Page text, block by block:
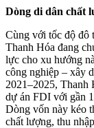
Dòng di dân chất
Cùng với tốc độ đô
Thanh Hóa đang
lực cho xu hướng
công nghiệp – xây
2021–2025, Thanh
dự án FDI với gần
Dòng vốn này kéo
chất lượng, thu